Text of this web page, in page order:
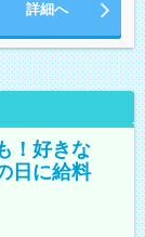
詳細へ
！好きな
日に給料